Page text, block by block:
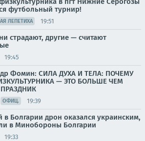
футбольный турнир!
ЛЕПЕТИХА 19:51
страдают, другие — считают
19:45
Фомин: СИЛА ДУХА И ТЕЛА: ПОЧЕМУ
— ЭТО БОЛЬШЕ ЧЕМ
ОФИЦ. 19:39
в Болгарии дрон оказался украинским,
в Минобороны Болгарии
19:33